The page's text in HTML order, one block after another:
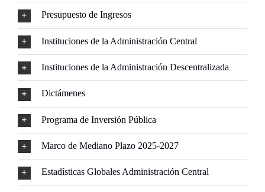
Temáticas
Buscar:
Presupuesto de Ingresos
Instituciones de la Administración Central
Instituciones de la Administración Descentralizada
Dictámenes
Programa de Inversión Pública
Marco de Mediano Plazo 2025-2027
Estadísticas Globales Administración Central